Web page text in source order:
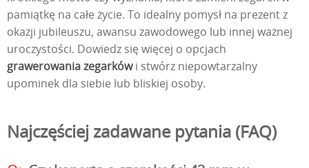
pamiątkę na całe życie. To idealny pomysł na prezent z
okazji jubileuszu, awansu zawodowego lub innej ważnej
uroczystości. Dowiedz się więcej o opcjach
grawerowania zegarkówi stwórz niepowtarzalny
upominek dla siebie lub bliskiej osoby.
Najczęściej zadawane pytania (FAQ)